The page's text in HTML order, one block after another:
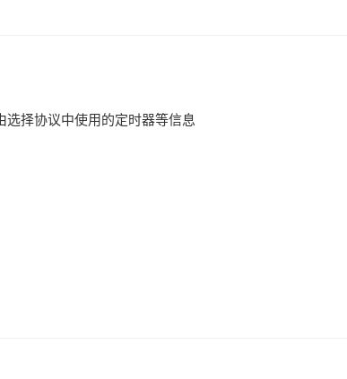
选择协议中使用的定时器等信息